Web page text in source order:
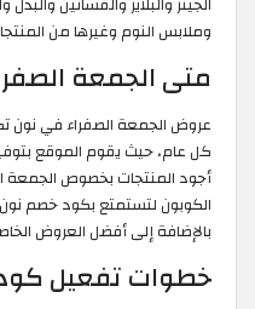
وملابس النوم وغيرها من
متى الجمعة
عروض الجمعة الصفراء في نون
كل عام، حيث يقوم الموقع
أجود المنتجات بخصوص الجمعة
الكوبون لتستمتع بكود خصم نون
بالإضافة إلى أفضل العروض
خطوات تفعيل